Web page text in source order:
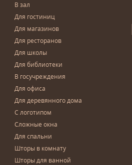
В зал
Для гостиниц
Для магазинов
Для ресторанов
Для школы
Для библиотеки
В госучреждения
Для офиса
Для деревянного дома
С логотипом
Сложные окна
Для спальни
Шторы в комнату
Шторы для ванной